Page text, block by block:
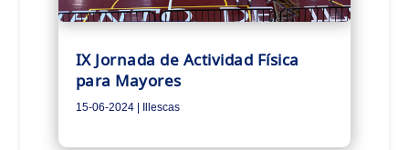
IX Jornada de Actividad Física
para Mayores
15-06-2024| Illescas